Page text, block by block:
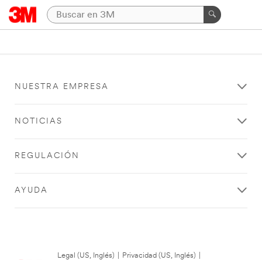
NUESTRA EMPRESA
NOTICIAS
REGULACIÓN
AYUDA
Legal (US, Inglés) Privacidad (US, Inglés)